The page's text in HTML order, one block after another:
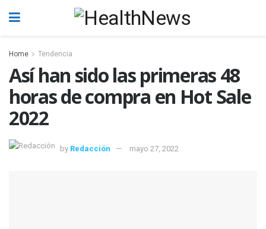
Home Tendencia
Así han sido las primeras 48
horas de compra en Hot Sale
2022
by Redacción mayo 27, 2022